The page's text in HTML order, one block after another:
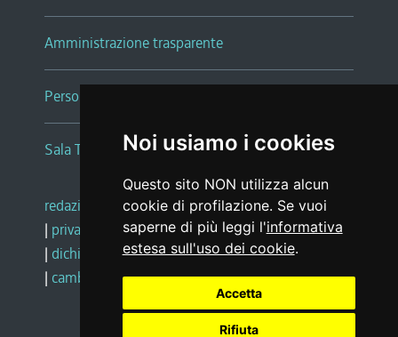
Noi usiamo i cookies
Questo sito NON utilizza alcun
cookie di profilazione. Se vuoi
saperne di più leggi l'informativa
estesa sull'uso dei cookie.
Accetta
Rifiuta
Amministrazione trasparente
Persone e Uffici
Sala Tiziano Tessitori
redazione web |note legali |glossario
| privacy
social media policy
| dichiarazione di accessibilità |feedback
| cambio preferenze cookie